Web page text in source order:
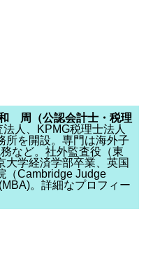
周（公認会計士・税理
人、KPMG税理士法人
所を開設。専門は海外子
など。社外監査役（東
大学経済学部卒業、英国
（Cambridge Judge
。詳細なプロフィー